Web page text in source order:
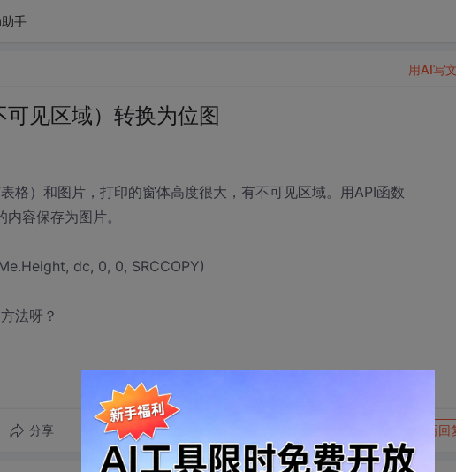
手
见区域）转换为位图
格）和图片，打印的窗体高度很大，有不可见区域。用API函数
容保存为图片。
dc, 0, 0, SRCCOPY)
法呀？
分享 转发到动态 写回
用AI写